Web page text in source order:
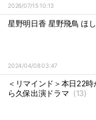
2026/07/15 10:13
星野明日香 星野飛鳥 ほ
2024/04/08 03:47
＜リマインド＞本日22
ら久保出演ドラマ (13)